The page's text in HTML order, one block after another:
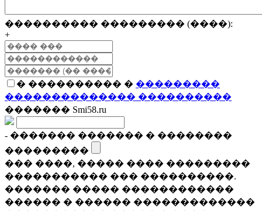
���������� ��������� (����):
+
� ���������� � ���������
�������������� ����������
������� Smi58.ru
- ������� ������� � ��������
���������
��� ����, ����� ���� ���������
����������� ��� ����������.
������� ����� ������������
������ � ������ �������������